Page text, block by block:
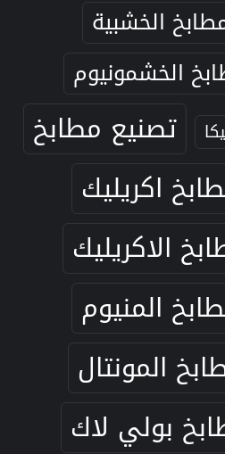
الخشبية
الخشمونيوم
تصنيع مطابخ
اكريليك
الاكريليك
المنيوم
المونتال
بولي لاك